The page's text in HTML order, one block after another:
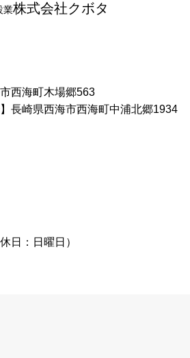
業株式会社クボタ
西海町木場郷563
長崎県西海市西海町中浦北郷1934
：日曜日）